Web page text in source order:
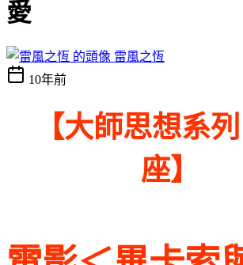
愛
雷風之恆
10年前
【大師思想系
座】